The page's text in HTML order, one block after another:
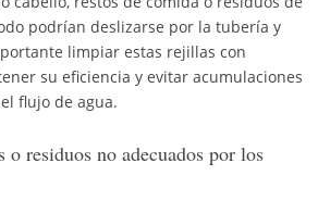
podrían deslizarse por la tubería y
limpiar estas rejillas con
su eficiencia y evitar acumulaciones
flujo de agua.
residuos no adecuados por los